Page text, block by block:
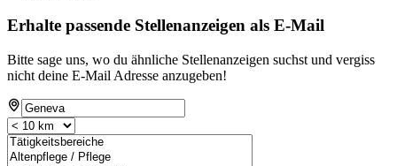
Erhalte passende Stellenanzeigen als E-Mail
Bitte sage uns, wo du ähnliche Stellenanzeigen suchst und vergiss
nicht deine E-Mail Adresse anzugeben!